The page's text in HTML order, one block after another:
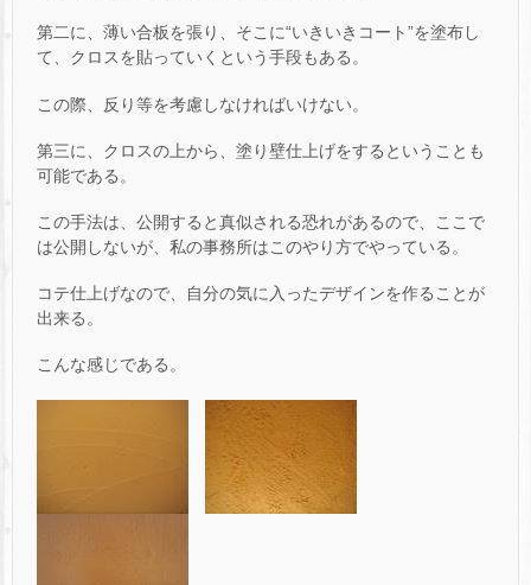
第二に、薄い合板を張り、そこに“いきいきコート”を塗布し
て、クロスを貼っていくという手段もある。
この際、反り等を考慮しなければいけない。
第三に、クロスの上から、塗り壁仕上げをするということも
可能である。
この手法は、公開すると真似される恐れがあるので、ここで
は公開しないが、私の事務所はこのやり方でやっている。
コテ仕上げなので、自分の気に入ったデザインを作ることが
出来る。
こんな感じである。